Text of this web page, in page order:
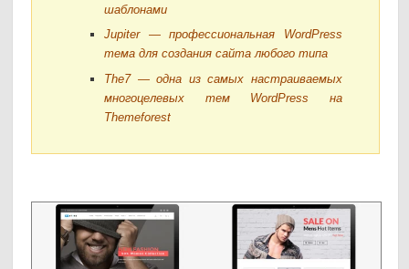
шаблонами
Jupiter — профессиональная WordPress
тема для создания сайта любого типа
The7 — одна из самых настраиваемых
многоцелевых тем WordPress на
Themeforest